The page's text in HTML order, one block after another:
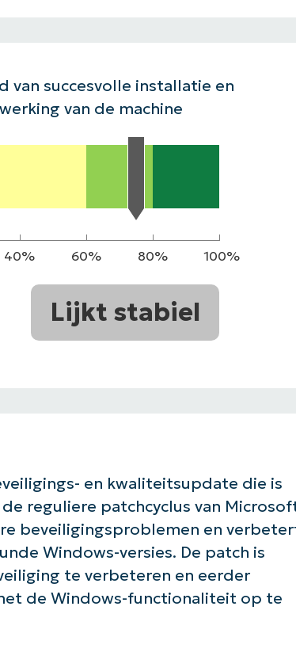
van succesvolle installatie en
van de machine
40% 60% 80% 100%
Lijkt stabiel
en kwaliteitsupdate die is
reguliere patchcyclus van
beveiligingsproblemen en
Windows-versies. De patch is
te verbeteren en eerder
de Windows-functionaliteit op te